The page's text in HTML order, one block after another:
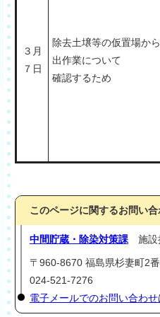
３月
７日
除去土壌等の仮置場か
出作業について
確認するため
このページに関するお問い
中間貯蔵・除染対策課 施設
〒960-8670 福島県杉妻町
024-521-7276
電子メールでのお問い合わ